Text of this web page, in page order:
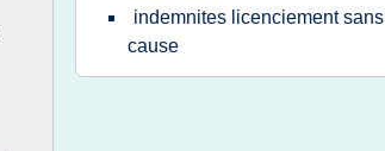
indemnites licenciement sans
cause